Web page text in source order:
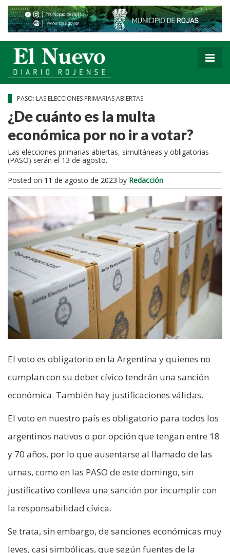
PASO: LAS ELECCIONES PRIMARIAS ABIERTAS
¿De cuánto es la multa
económica por no ir a votar?
Las elecciones primarias abiertas, simultáneas y obligatorias
(PASO) serán el 13 de agosto.
Posted on 11 de agosto de 2023 by Redacción
El voto es obligatorio en la Argentina y quienes no
cumplan con su deber cívico tendrán una sanción
económica. También hay justificaciones válidas.
El voto en nuestro país es obligatorio para todos los
argentinos nativos o por opción que tengan entre 18
y 70 años, por lo que ausentarse al llamado de las
urnas, como en las PASO de este domingo, sin
justificativo conlleva una sanción por incumplir con
la responsabilidad cívica.
Se trata, sin embargo, de sanciones económicas muy
leves, casi simbólicas, que según fuentes de la